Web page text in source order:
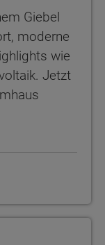
Giebel
moderne
wie
Jetzt